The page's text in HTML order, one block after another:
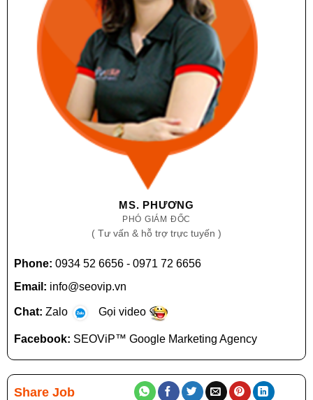
MS. PHƯƠNG
PHÓ GIÁM ĐỐC
( Tư vấn & hỗ trợ trực tuyến )
Phone: 0934 52 6656- 0971 72 6656
Email: info@seovip.vn
Chat: Zalo Gọi video
Facebook: SEOViP™ Google Marketing Agency
Share Job